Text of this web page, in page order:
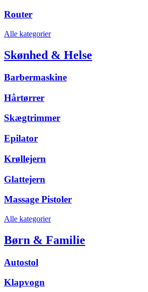
Router
Alle kategorier
Skønhed & Helse
Barbermaskine
Hårtørrer
Skægtrimmer
Epilator
Krøllejern
Glattejern
Massage Pistoler
Alle kategorier
Børn & Familie
Autostol
Klapvogn